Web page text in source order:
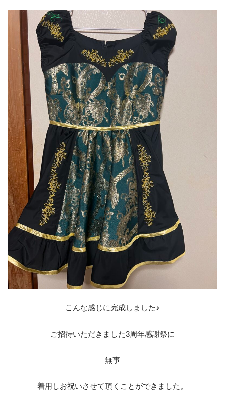
こんな感じに完成しました♪
ご招待いただきました3周年感謝祭に
無事
着用しお祝いさせて頂くことができました。